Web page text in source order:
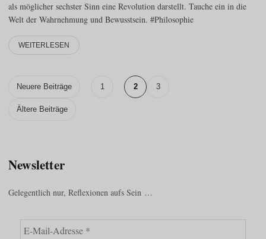
als möglicher sechster Sinn eine Revolution darstellt. Tauche ein in die
Welt der Wahrnehmung und Bewusstsein. #Philosophie
WEITERLESEN
Neuere Beiträge 1 2 3
Ältere Beiträge
Newsletter
Gelegentlich nur, Reflexionen aufs Sein …